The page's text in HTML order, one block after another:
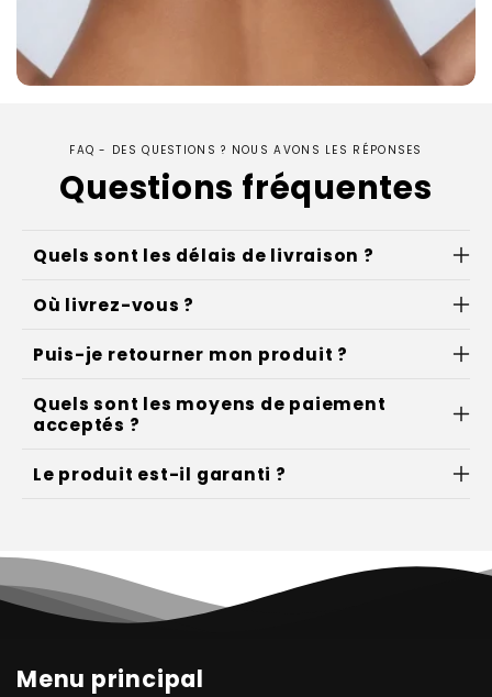
FAQ - DES QUESTIONS ? NOUS AVONS LES RÉPONSES
Questions fréquentes
Quels sont les délais de livraison ?
Où livrez-vous ?
Puis-je retourner mon produit ?
Quels sont les moyens de paiement
acceptés ?
Le produit est-il garanti ?
Menu principal